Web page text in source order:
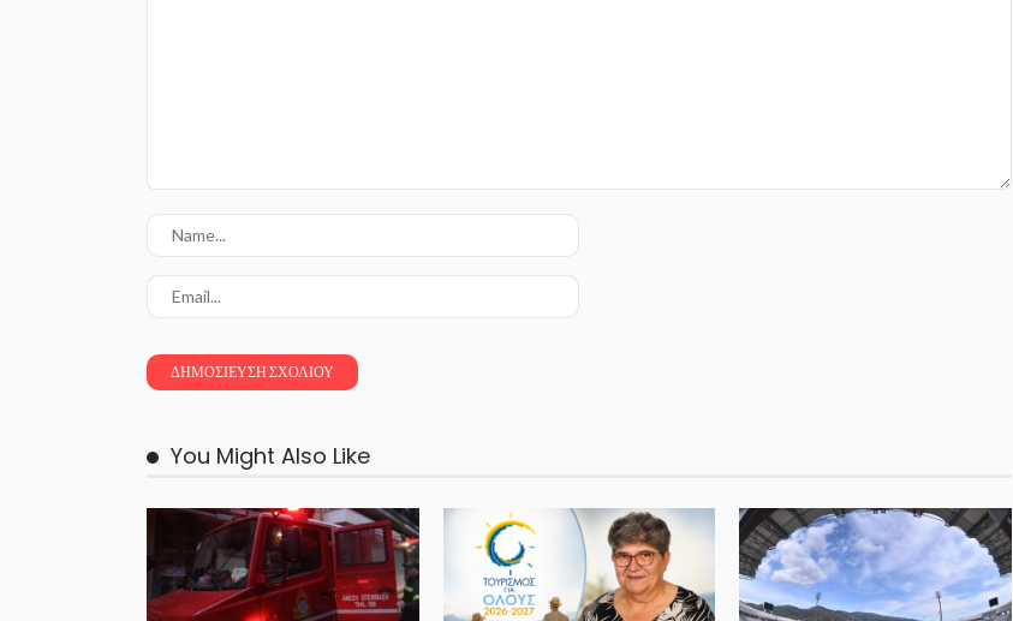
You Might Also Like